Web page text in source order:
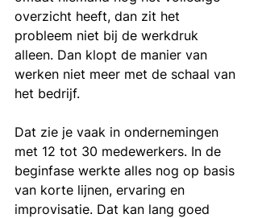
overzicht heeft, dan zit het
probleem niet bij de werkdruk
alleen. Dan klopt de manier van
werken niet meer met de schaal van
het bedrijf.
Dat zie je vaak in ondernemingen
met 12 tot 30 medewerkers. In de
beginfase werkte alles nog op basis
van korte lijnen, ervaring en
improvisatie. Dat kan lang goed